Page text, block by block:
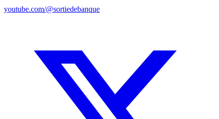
youtube.com/@sortiedebanque